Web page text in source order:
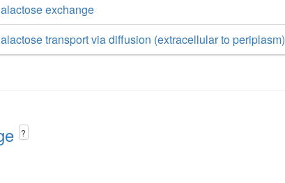
exchange
transport via diffusion (extracellular to periplasm)
?